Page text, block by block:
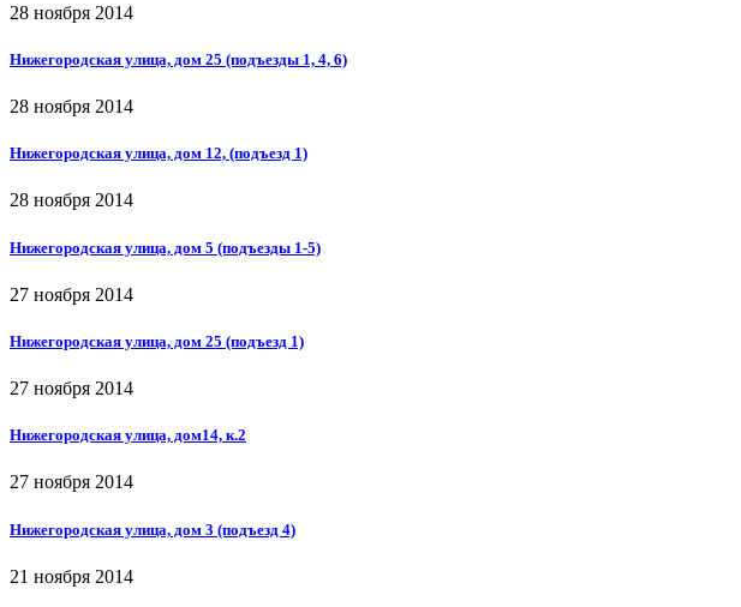
28 ноября 2014
Нижегородская улица, дом 25 (подъезды 1, 4, 6)
28 ноября 2014
Нижегородская улица, дом 12, (подъезд 1)
28 ноября 2014
Нижегородская улица, дом 5 (подъезды 1-5)
27 ноября 2014
Нижегородская улица, дом 25 (подъезд 1)
27 ноября 2014
Нижегородская улица, дом14, к.2
27 ноября 2014
Нижегородская улица, дом 3 (подъезд 4)
21 ноября 2014